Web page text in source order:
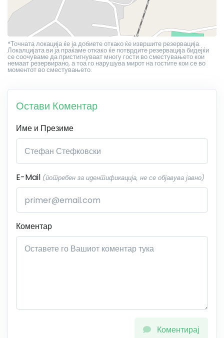
*Точната локација ќе ја добиете откако ќе извршите резервација.
Локалцијата ви ја праќаме откако ќе потврдите резервација бидејќи
се соочуваме да пристигнуваат многу гости во сместувањето кои
немаат резервирано, а тоа го нарушува мирот на гостите кои се во
моментот во сместувањето.
Остави Коментар
Име и Презиме
E-Mail (потребен за идентификација, не се објавува јавно)
Коментар
Коментирај